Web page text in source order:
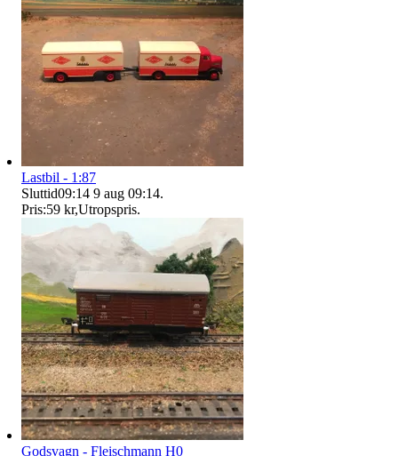
Lastbil - 1:87
Sluttid09:14 9 aug 09:14.
Pris:59 kr,Utropspris.
Godsvagn - Fleischmann H0